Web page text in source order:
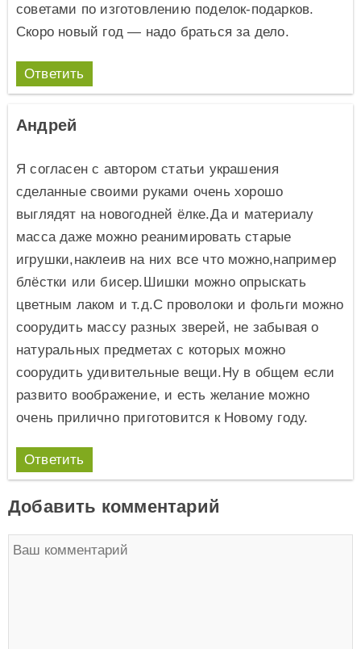
советами по изготовлению поделок-подарков.
Скоро новый год — надо браться за дело.
Ответить
Андрей
Я согласен с автором статьи украшения
сделанные своими руками очень хорошо
выглядят на новогодней ёлке.Да и материалу
масса даже можно реанимировать старые
игрушки,наклеив на них все что можно,например
блёстки или бисер.Шишки можно опрыскать
цветным лаком и т.д.С проволоки и фольги можно
соорудить массу разных зверей, не забывая о
натуральных предметах с которых можно
соорудить удивительные вещи.Ну в общем если
развито воображение, и есть желание можно
очень прилично приготовится к Новому году.
Ответить
Добавить комментарий